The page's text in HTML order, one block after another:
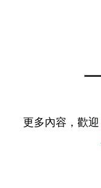
更多內容，歡迎